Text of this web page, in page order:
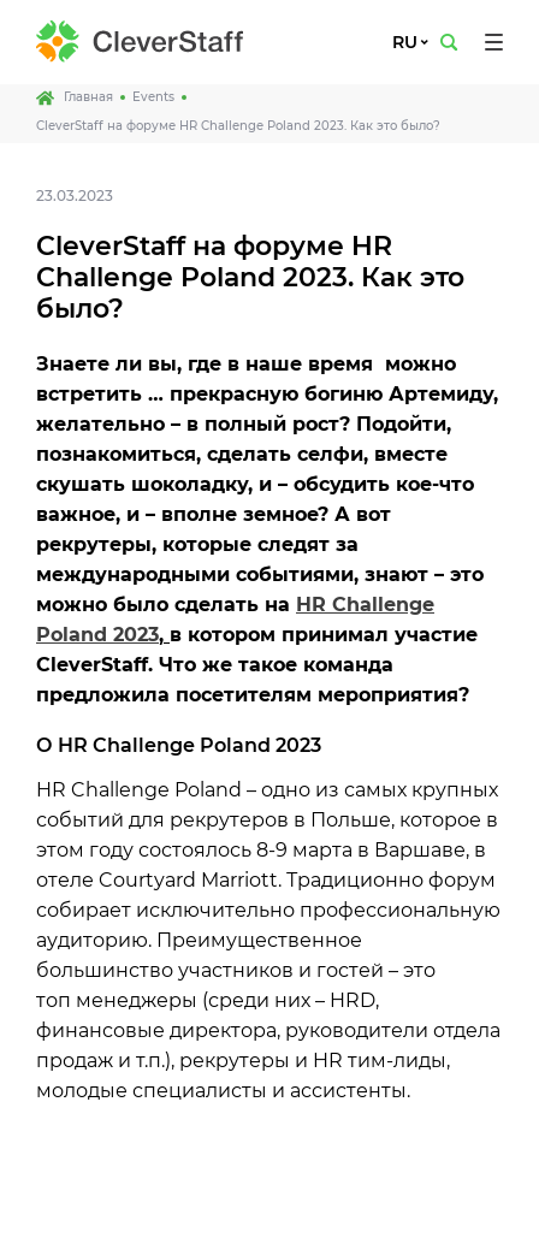
RU
Главная
Events
CleverStaff на форуме HR Challenge Poland 2023. Как это было?
23.03.2023
CleverStaff на форуме HR
Challenge Poland 2023. Как это
было?
Знаете ли вы, где в наше время можно
встретить … прекрасную богиню Артемиду,
желательно – в полный рост? Подойти,
познакомиться, сделать селфи, вместе
скушать шоколадку, и – обсудить кое-что
важное, и – вполне земное? А вот
рекрутеры, которые следят за
международными событиями, знают – это
можно было сделать на HR Challenge
Poland 2023, в котором принимал участие
CleverStaff. Что же такое команда
предложила посетителям мероприятия?
О HR Challenge Poland 2023
HR Challenge Poland – одно из самых крупных
событий для рекрутеров в Польше, которое в
этом году состоялось 8-9 марта в Варшаве, в
отеле Courtyard Marriott. Традиционно форум
собирает исключительно профессиональную
аудиторию. Преимущественное
большинство участников и гостей – это
топ менеджеры (среди них – HRD,
финансовые директора, руководители отдела
продаж и т.п.), рекрутеры и HR тим-лиды,
молодые специалисты и ассистенты.